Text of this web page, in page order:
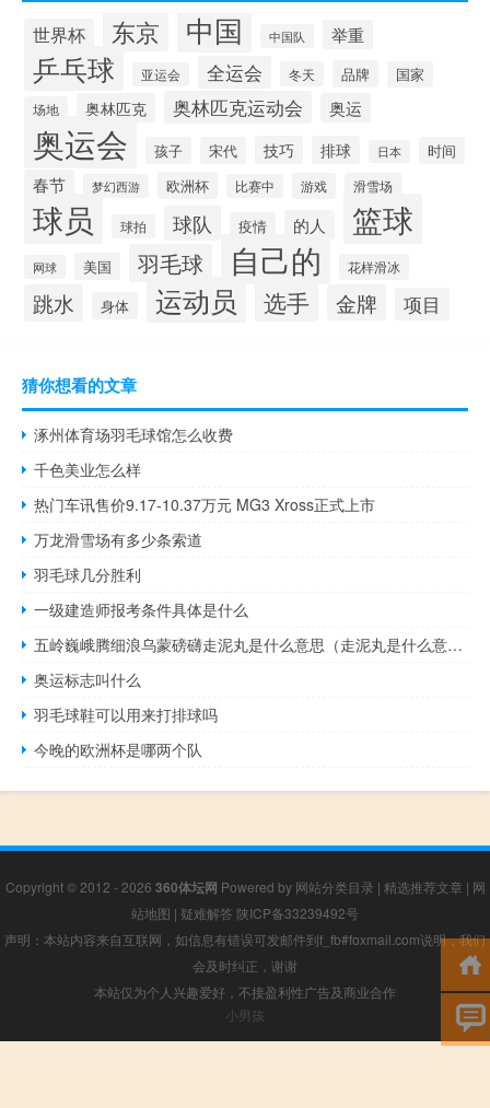
世界杯 东京 中国 中国队 举重
乒乓球 亚运会 全运会 冬天 品牌 国家
场地 奥林匹克 奥林匹克运动会 奥运
奥运会 孩子 宋代 技巧 排球 日本 时间
春节 梦幻西游 欧洲杯 比赛中 游戏 滑雪场
球员 球拍 球队 疫情 的人 篮球
网球 美国 羽毛球 自己的 花样滑冰
跳水 身体 运动员 选手 金牌 项目
猜你想看的文章
涿州体育场羽毛球馆怎么收费
千色美业怎么样
热门车讯售价9.17-10.37万元 MG3 Xross正式上市
万龙滑雪场有多少条索道
羽毛球几分胜利
一级建造师报考条件具体是什么
五岭巍峨腾细浪乌蒙磅礴走泥丸是什么意思（走泥丸是什么意思）
奥运标志叫什么
羽毛球鞋可以用来打排球吗
今晚的欧洲杯是哪两个队
Copyright © 2012 - 2026 360体坛网 Powered by 网站分类目录 | 精选推荐文章 | 网
站地图 | 疑难解答 陕ICP备33239492号
声明：本站内容来自互联网，如信息有错误可发邮件到f_fb#foxmail.com说明，我们
会及时纠正，谢谢
本站仅为个人兴趣爱好，不接盈利性广告及商业合作
小男孩